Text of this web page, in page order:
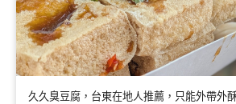
久久臭豆腐，台東在地人推薦，只能外帶外